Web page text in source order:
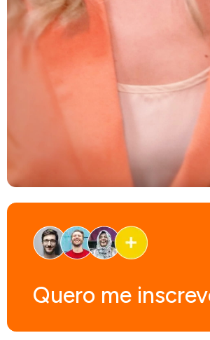
Quero me